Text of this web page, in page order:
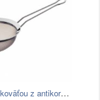
Cedidlo s rukoväťou z antikoro ocele…